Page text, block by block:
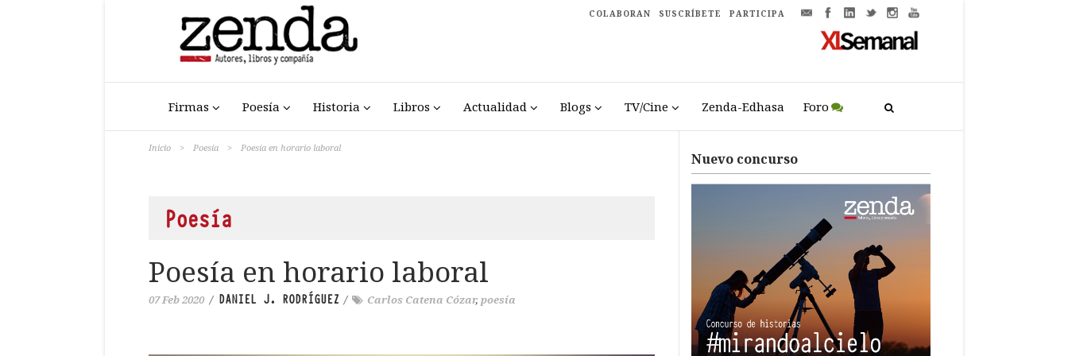
COLABORAN SUSCRÍBETE PARTICIPA
Firmas Poesía Historia Libros Actualidad Blogs TV/Cine Zenda-Edhasa Foro
Inicio > Poesía > Poesía en horario laboral
Poesía
Poesía en horario laboral
07 Feb 2020 / DANIEL J. RODRÍGUEZ / Carlos Catena Cózar, poesía
Nuevo concurso